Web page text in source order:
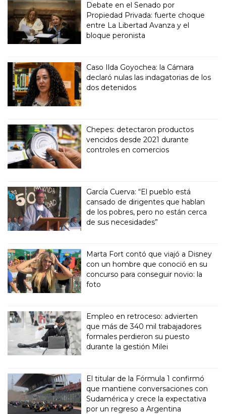
Debate en el Senado por
Propiedad Privada: fuerte choque
entre La Libertad Avanza y el
bloque peronista
Caso Ilda Goyochea: la Cámara
declaró nulas las indagatorias de los
dos detenidos
Chepes: detectaron productos
vencidos desde 2021 durante
controles en comercios
García Cuerva: “El pueblo está
cansado de dirigentes que hablan
de los pobres, pero no están cerca
de sus necesidades”
Marta Fort contó que viajó a Disney
con un hombre que conoció en su
concurso para conseguir novio: la
foto
Empleo en retroceso: advierten
que más de 340 mil trabajadores
formales perdieron su puesto
durante la gestión Milei
El titular de la Fórmula 1 confirmó
que mantiene conversaciones con
Sudamérica y crece la expectativa
por un regreso a Argentina